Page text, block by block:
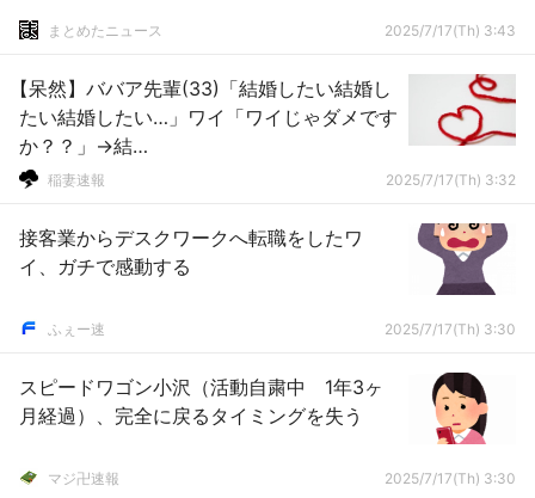
まとめたニュース 2025/7/17(Th) 3:43
【呆然】ババア先輩(33)「結婚したい結婚し
たい結婚したい…」ワイ「ワイじゃダメです
か？？」→結
果････････････････････････････････････
稲妻速報 2025/7/17(Th) 3:32
接客業からデスクワークへ転職をしたワ
イ、ガチで感動する
ふぇー速 2025/7/17(Th) 3:30
スピードワゴン小沢（活動自粛中 1年3ヶ
月経過）、完全に戻るタイミングを失う
マジ卍速報 2025/7/17(Th) 3:30